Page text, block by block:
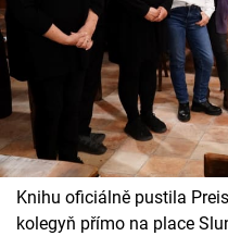
Knihu oficiálně pustila
kolegyň přímo na place